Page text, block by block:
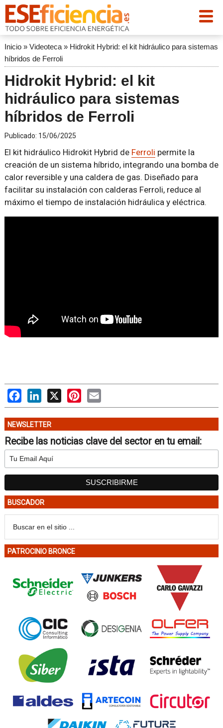
Inicio» Videoteca» Hidrokit Hybrid: el kit hidráulico para sistemas
híbridos de Ferroli
Hidrokit Hybrid: el kit
hidráulico para sistemas
híbridos de Ferroli
Publicado: 15/06/2025
El kit hidráulico Hidrokit Hybrid de Ferroli permite la
creación de un sistema híbrido, integrando una bomba de
calor reversible y una caldera de gas. Diseñado para
facilitar su instalación con calderas Ferroli, reduce al
máximo el tiempo de instalación hidráulica y eléctrica.
FacebookLinkedIn
X PinterestEmail
NEWSLETTER
Recibe las noticias clave del sector en tu email:
BUSCADOR
PATROCINIO BRONCE